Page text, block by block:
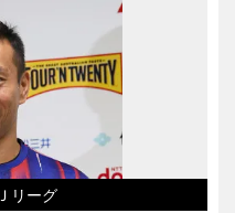
リーグ